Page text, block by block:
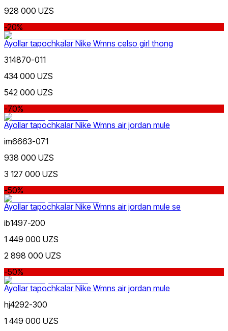
928 000 UZS
-20%
Ayollar tapochkalar Nike Wmns celso girl thong
314870-011
434 000 UZS
542 000 UZS
-70%
Ayollar tapochkalar Nike Wmns air jordan mule
im6663-071
938 000 UZS
3 127 000 UZS
-50%
Ayollar tapochkalar Nike Wmns air jordan mule se
ib1497-200
1 449 000 UZS
2 898 000 UZS
-50%
Ayollar tapochkalar Nike Wmns air jordan mule
hj4292-300
1 449 000 UZS